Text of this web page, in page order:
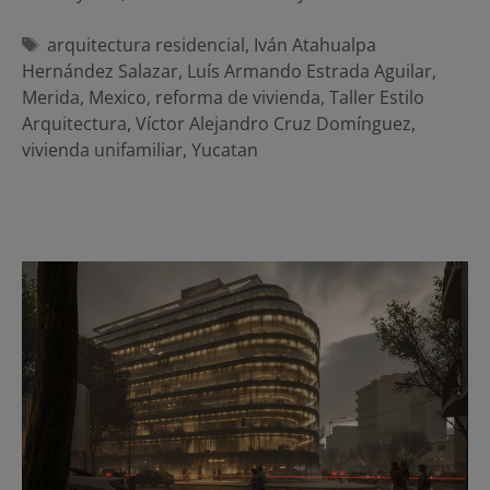
Etiquetas
arquitectura residencial, Iván Atahualpa
Hernández Salazar, Luís Armando Estrada Aguilar,
Merida, Mexico, reforma de vivienda, Taller Estilo
Arquitectura, Víctor Alejandro Cruz Domínguez,
vivienda unifamiliar, Yucatan